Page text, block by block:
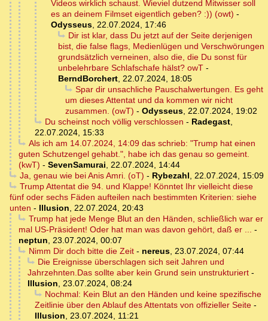
Videos wirklich schaust. Wieviel dutzend Mitwisser soll
es an deinem Filmset eigentlich geben? :)) (owt) -
Odysseus, 22.07.2024, 17:46
Dir ist klar, dass Du jetzt auf der Seite derjenigen
bist, die false flags, Medienlügen und Verschwörungen
grundsätzlich verneinen, also die, die Du sonst für
unbelehrbare Schlafschafe hälst? owT -
BerndBorchert, 22.07.2024, 18:05
Spar dir unsachliche Pauschalwertungen. Es geht
um dieses Attentat und da kommen wir nicht
zusammen. (owT) - Odysseus, 22.07.2024, 19:02
Du scheinst noch völlig verschlossen - Radegast,
22.07.2024, 15:33
Als ich am 14.07.2024, 14:09 das schrieb: "Trump hat einen
guten Schutzengel gehabt.", habe ich das genau so gemeint.
(kwT) - SevenSamurai, 22.07.2024, 14:44
Ja, genau wie bei Anis Amri. (oT) - Rybezahl, 22.07.2024, 15:09
Trump Attentat die 94. und Klappe! Könntet Ihr vielleicht diese
fünf oder sechs Fäden aufteilen nach bestimmten Kriterien: siehe
unten - Illusion, 22.07.2024, 20:43
Trump hat jede Menge Blut an den Händen, schließlich war er
mal US-Präsident! Oder hat man was davon gehört, daß er ... -
neptun, 23.07.2024, 00:07
Nimm Dir doch bitte die Zeit- nereus, 23.07.2024, 07:44
Die Ereignisse überschlagen sich seit Jahren und
Jahrzehnten.Das sollte aber kein Grund sein unstrukturiert -
Illusion, 23.07.2024, 08:24
Nochmal: Kein Blut an den Händen und keine spezifische
Zeitlinie über den Ablauf des Attentats von offizieller Seite -
Illusion, 23.07.2024, 11:21